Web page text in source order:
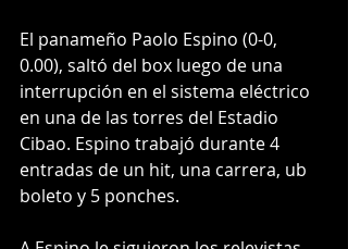
El panameño Paolo Espino (0-0,
0.00), saltó del box luego de una
interrupción en el sistema eléctrico
en una de las torres del Estadio
Cibao. Espino trabajó durante 4
entradas de un hit, una carrera, ub
boleto y 5 ponches.